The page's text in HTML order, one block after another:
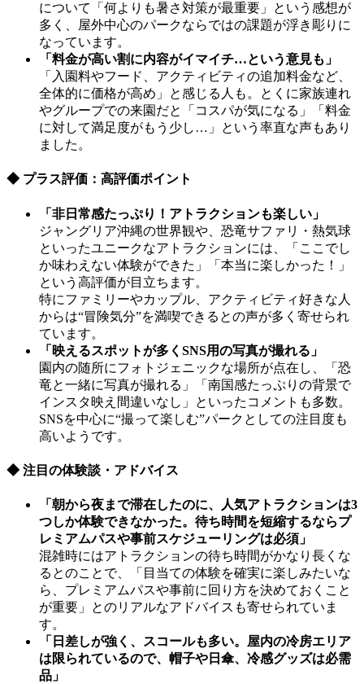
について「何よりも暑さ対策が最重要」という感想が
多く、屋外中心のパークならではの課題が浮き彫りに
なっています。
「料金が高い割に内容がイマイチ…という意見も」
「入園料やフード、アクティビティの追加料金など、
全体的に価格が高め」と感じる人も。とくに家族連れ
やグループでの来園だと「コスパが気になる」「料金
に対して満足度がもう少し…」という率直な声もあり
ました。
◆ プラス評価：高評価ポイント
「非日常感たっぷり！アトラクションも楽しい」
ジャングリア沖縄の世界観や、恐竜サファリ・熱気球
といったユニークなアトラクションには、「ここでし
か味わえない体験ができた」「本当に楽しかった！」
という高評価が目立ちます。
特にファミリーやカップル、アクティビティ好きな人
からは“冒険気分”を満喫できるとの声が多く寄せられ
ています。
「映えるスポットが多くSNS用の写真が撮れる」
園内の随所にフォトジェニックな場所が点在し、「恐
竜と一緒に写真が撮れる」「南国感たっぷりの背景で
インスタ映え間違いなし」といったコメントも多数。
SNSを中心に“撮って楽しむ”パークとしての注目度も
高いようです。
◆ 注目の体験談・アドバイス
「朝から夜まで滞在したのに、人気アトラクションは3
つしか体験できなかった。待ち時間を短縮するならプ
レミアムパスや事前スケジューリングは必須」
混雑時にはアトラクションの待ち時間がかなり長くな
るとのことで、「目当ての体験を確実に楽しみたいな
ら、プレミアムパスや事前に回り方を決めておくこと
が重要」とのリアルなアドバイスも寄せられていま
す。
「日差しが強く、スコールも多い。屋内の冷房エリア
は限られているので、帽子や日傘、冷感グッズは必需
品」